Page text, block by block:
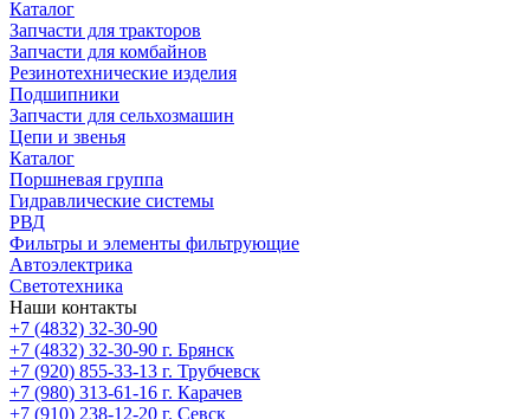
Каталог
Запчасти для тракторов
Запчасти для комбайнов
Резинотехнические изделия
Подшипники
Запчасти для сельхозмашин
Цепи и звенья
Каталог
Поршневая группа
Гидравлические системы
РВД
Фильтры и элементы фильтрующие
Автоэлектрика
Светотехника
Наши контакты
+7 (4832) 32-30-90
+7 (4832) 32-30-90 г. Брянск
+7 (920) 855-33-13 г. Трубчевск
+7 (980) 313-61-16 г. Карачев
+7 (910) 238-12-20 г. Севск